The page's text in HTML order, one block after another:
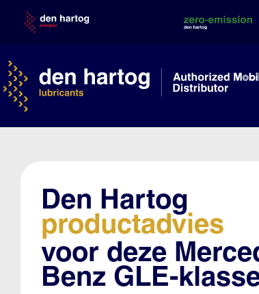
content
Den Hartog
productadvies
voor deze
Benz GLE-